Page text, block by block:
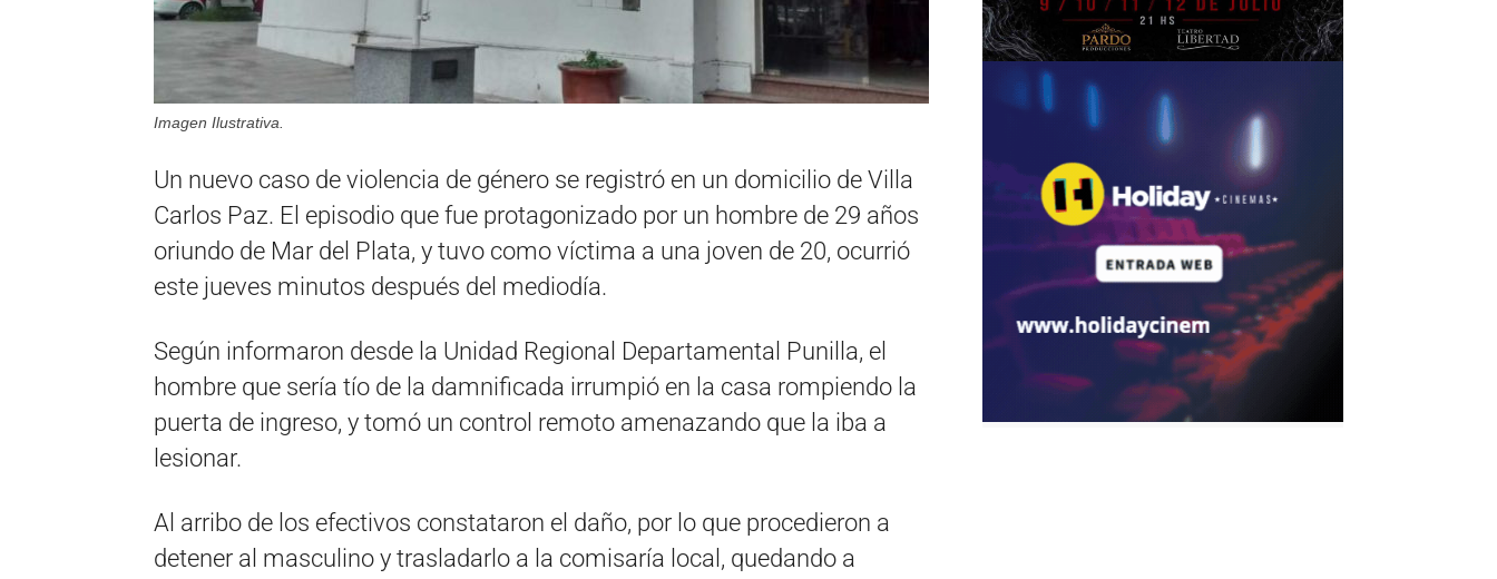
Imagen Ilustrativa.
Un nuevo caso de violencia de género se registró en un domicilio de Villa
Carlos Paz. El episodio que fue protagonizado por un hombre de 29 años
oriundo de Mar del Plata, y tuvo como víctima a una joven de 20, ocurrió
este jueves minutos después del mediodía.
Según informaron desde la Unidad Regional Departamental Punilla, el
hombre que sería tío de la damnificada irrumpió en la casa rompiendo la
puerta de ingreso, y tomó un control remoto amenazando que la iba a
lesionar.
Al arribo de los efectivos constataron el daño, por lo que procedieron a
detener al masculino y trasladarlo a la comisaría local, quedando a